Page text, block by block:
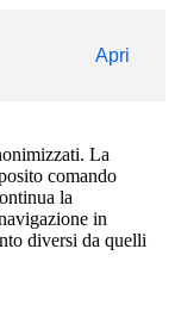
Apri
La
comando
la
in
diversi da quelli